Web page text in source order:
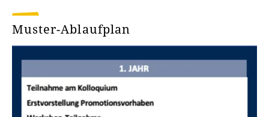
Muster-Ablaufplan